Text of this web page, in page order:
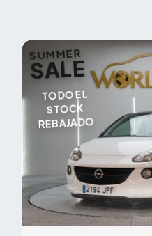
SUMMER
SALE
TODO EL
STOCK
REBAJADO